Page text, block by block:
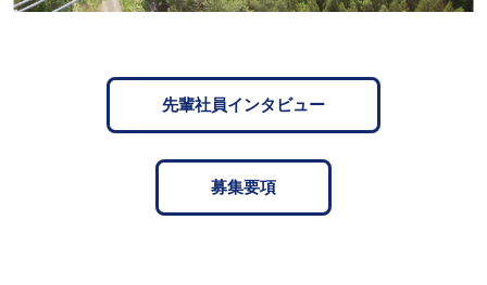
先輩社員インタビュー
募集要項